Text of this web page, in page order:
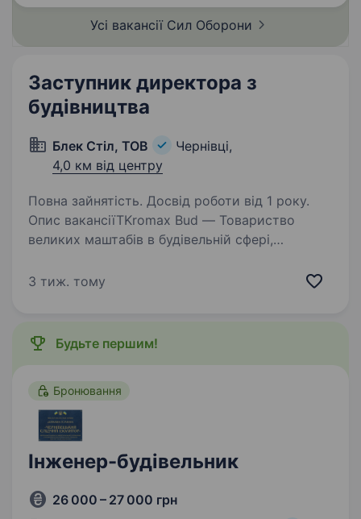
роботами зі зведення…
Усі вакансії Сил Оборони
Заступник директора з
будівництва
Блек Стіл, ТОВ
Чернівці,
4,0 км від центру
Повна зайнятість. Досвід роботи від 1 року.
Опис вакансіїТKromax Bud — Товариство
великих маштабів в будівельній сфері,
заступника директора з будівництва для
3 тиж. тому
Будьте першим!
Бронювання
Інженер-будівельник
26 000 – 27 000 грн